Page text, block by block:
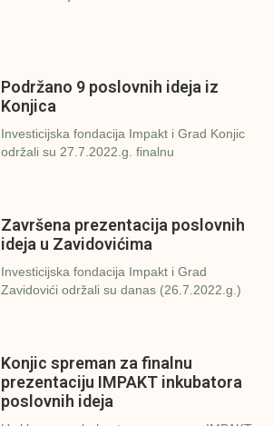
Podržano 9 poslovnih ideja iz
Konjica
Investicijska fondacija Impakt i Grad Konjic
održali su 27.7.2022.g. finalnu
Završena prezentacija poslovnih
ideja u Zavidovićima
Investicijska fondacija Impakt i Grad
Zavidovići održali su danas (26.7.2022.g.)
Konjic spreman za finalnu
prezentaciju IMPAKT inkubatora
poslovnih ideja